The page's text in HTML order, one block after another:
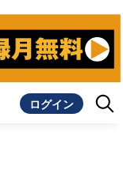
ログイン